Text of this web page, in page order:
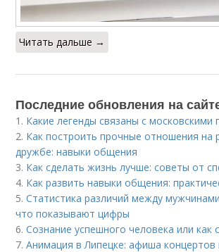
Читать дальше →
Последние обновления на
1. Какие легенды связаны с московскими
2. Как построить прочные отношения на
дружбе: навыки общения
3. Как сделать жизнь лучше: советы от
4. Как развить навыки общения:
5.Статистика различий между
что показывают цифры
6.Сознание успешного человека или как
7.Анимация в Липецке: афиша